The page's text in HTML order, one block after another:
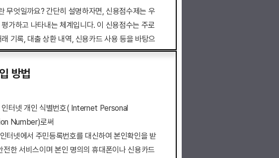
무엇일까요? 간단히 설명하자면, 신용점수제는 우
가하고 나타내는 체계입니다. 이 신용점수는 주로
기록, 대출 상환 내역, 신용카드 사용 등을 바탕으
. 그 결과, 우리의 금융 거래에 대한 신뢰도를 나타
수 있습니다.
아래와 같이 알아 보겠습니다.
방법
인터넷 개인 식별번호( Internet Personal
Number)로써
터넷에서 주민등록번호를 대신하여 본인확인을 받
전한 서비스이며 본인 명의의 휴대폰이나 신용카드